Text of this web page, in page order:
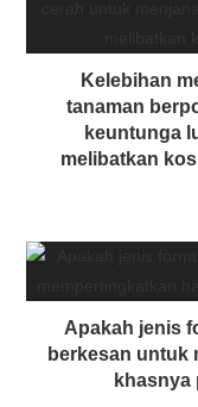
Kelebihan
tanaman
keuntunga
melibatkan
Apakah jenis
berkesan untuk
khasnya